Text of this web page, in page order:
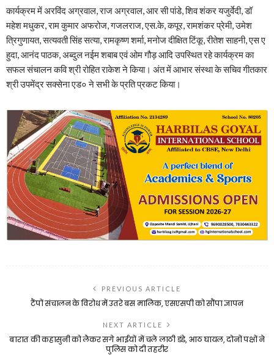
कार्यक्रम में अरविंद अग्रवाल, राज अग्रवाल, आर सी पांडे, शिव शंकर यजुर्वेदी, डॉ
महेश मधुकर, राम कुमार अफरोज, गजलराज, एस.के, कपूर, रामशंकर प्रेमी, उमेश
त्रिगुणायत, सत्यवती सिंह सत्या, रामकृष्ण शर्मा, मनोज दीक्षित टिंकू, रीतेश साहनी, एस ए
हुदा, आनंद पाठक, अब्दुल नईम शबाब एवं ओम गौड़ आदि उपस्थित रहे कार्यक्रम का
सफल संचालन कवि श्री रोहित राकेश ने किया। अंत में आभार संस्था के सचिव गीतकार
श्री उपमेंद्र सक्सेना एड० ने सभी के प्रति प्रकट किया।
PREVIOUS ARTICLE
टैंपों संचालन के विरोध में उतरे बस मालिक, एसएसपी को सौंपा ज्ञापन
NEXT ARTICLE
बारात की कहासुनी को लेेकर सगे भाईयों में चले लाठी डंडे, आठ घायल, दोनों पक्षों ने
पुलिस को दी तहरीर